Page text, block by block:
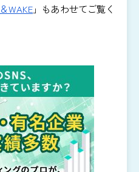
＆WAKE」もあわせてご覧く